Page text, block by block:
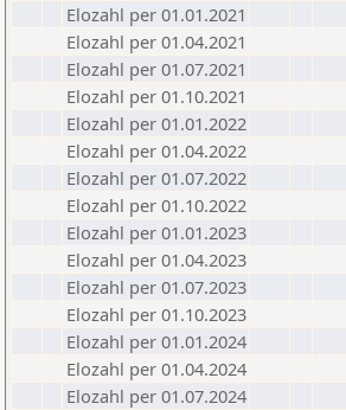
Elozahl per 01.01.2021
Elozahl per 01.04.2021
Elozahl per 01.07.2021
Elozahl per 01.10.2021
Elozahl per 01.01.2022
Elozahl per 01.04.2022
Elozahl per 01.07.2022
Elozahl per 01.10.2022
Elozahl per 01.01.2023
Elozahl per 01.04.2023
Elozahl per 01.07.2023
Elozahl per 01.10.2023
Elozahl per 01.01.2024
Elozahl per 01.04.2024
Elozahl per 01.07.2024